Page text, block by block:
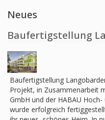
Neues
Baufertigstellung
Baufertigstellung
Projekt, in Zusammenarbeit
GmbH und der HABAU
wurde erfolgreich